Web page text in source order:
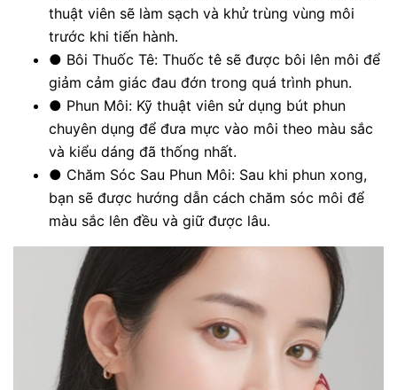
thuật viên sẽ làm sạch và khử trùng vùng môi
trước khi tiến hành.
● Bôi Thuốc Tê: Thuốc tê sẽ được bôi lên môi để
giảm cảm giác đau đớn trong quá trình phun.
● Phun Môi: Kỹ thuật viên sử dụng bút phun
chuyên dụng để đưa mực vào môi theo màu sắc
và kiểu dáng đã thống nhất.
● Chăm Sóc Sau Phun Môi: Sau khi phun xong,
bạn sẽ được hướng dẫn cách chăm sóc môi để
màu sắc lên đều và giữ được lâu.